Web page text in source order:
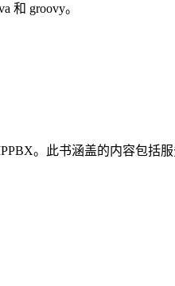
和 groovy。
。此书涵盖的内容包括